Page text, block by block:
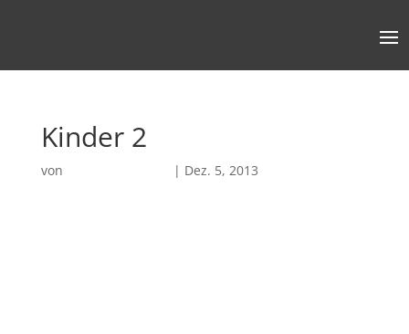
Kinder 2
von | Dez. 5, 2013